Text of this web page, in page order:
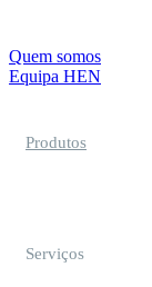
Quem somos
Equipa HEN
Produtos
Serviços